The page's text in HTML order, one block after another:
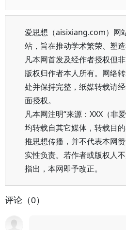
爱思想（aisixiang.com）网
站，旨在推动学术繁荣、塑造
凡本网首发及经作者授权但
版权归作者本人所有。网络
处并保持完整，纸媒转载请
面授权。
凡本网注明“来源：XXX（非
均转载自其它媒体，转载目
推思想传播，并不代表本网
实性负责。若作者或版权人
指出，本网即予改正。
评论（0）